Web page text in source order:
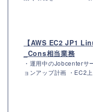
【AWS EC2 JP1
_Cons相当業務
・運用中のJobcenter
ョンアップ計画 ・EC2